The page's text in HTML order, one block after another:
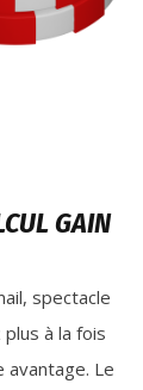
GAIN
spectacle
plus à la fois
Le